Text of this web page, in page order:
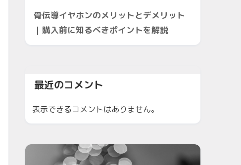
骨伝導イヤホンのメリットとデメリット
｜購入前に知るべきポイントを解説
最近のコメント
表示できるコメントはありません。